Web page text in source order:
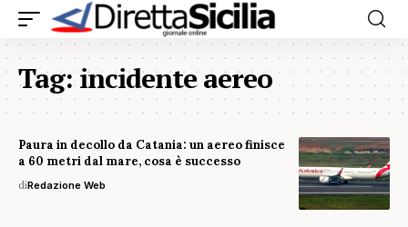
Tag:incidente aereo
Paura in decollo da Catania: un aereo finisce
a 60 metri dal mare, cosa è successo
diRedazione Web